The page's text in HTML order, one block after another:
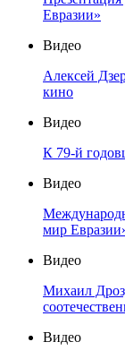
Евразии»
Видео
Алексей
кино
Видео
К 79-й
Видео
мир
Видео
Михаил
Видео